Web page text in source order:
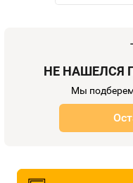
НЕ НАШЕЛСЯ
Мы